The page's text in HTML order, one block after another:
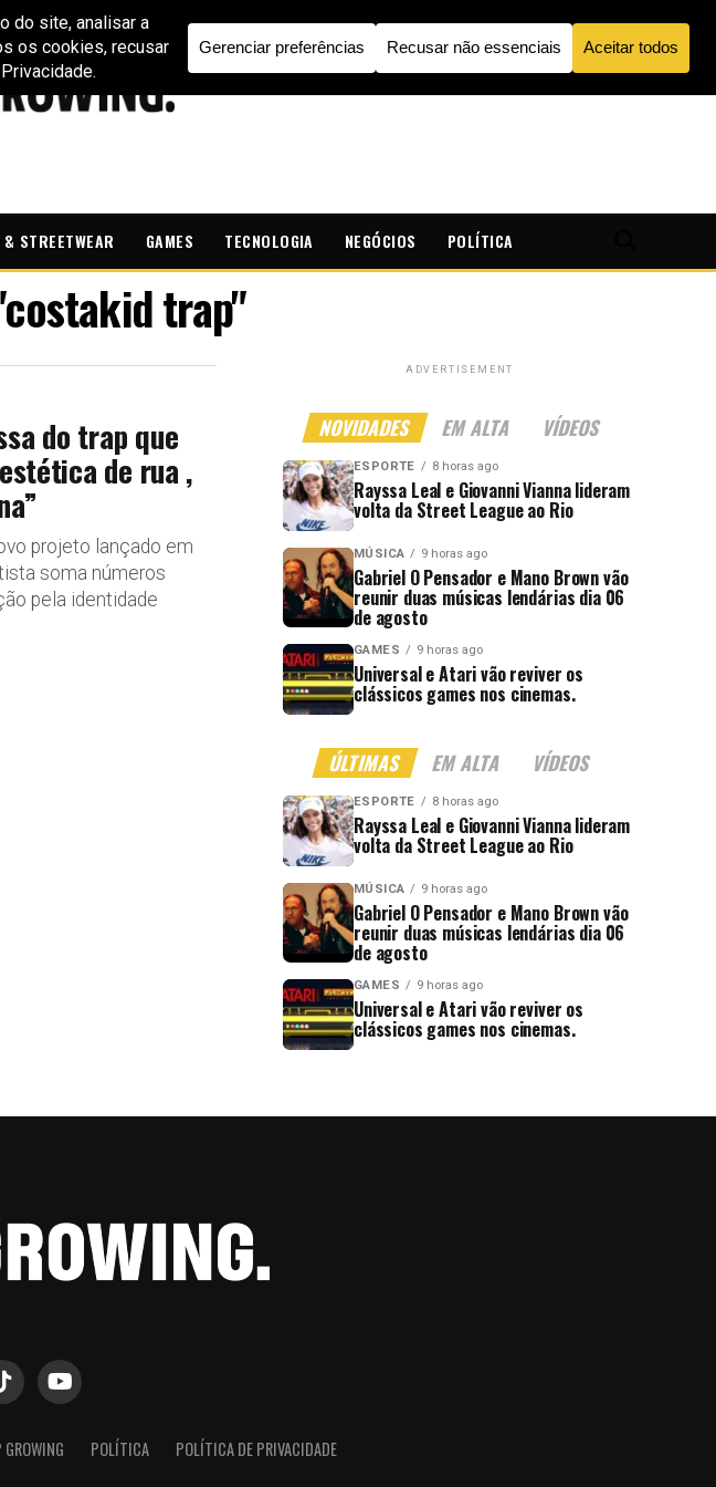
STREETWEAR GAMES TECNOLOGIA NEGÓCIOS POLÍTICA
trap"
do trap que
de rua ,
projeto lançado em
soma números
pela identidade
ADVERTISEMENT
NOVIDADES EM ALTA VÍDEOS
ESPORTE 8 horas ago
Rayssa Leal e Giovanni Vianna lideram
volta da Street League ao Rio
MÚSICA 9 horas ago
Gabriel O Pensador e Mano Brown vão
reunir duas músicas lendárias dia 06
de agosto
GAMES 9 horas ago
Universal e Atari vão reviver os
clássicos games nos cinemas.
ÚLTIMAS EM ALTA VÍDEOS
ESPORTE 8 horas ago
Rayssa Leal e Giovanni Vianna lideram
volta da Street League ao Rio
MÚSICA 9 horas ago
Gabriel O Pensador e Mano Brown vão
reunir duas músicas lendárias dia 06
de agosto
GAMES 9 horas ago
Universal e Atari vão reviver os
clássicos games nos cinemas.
GROWING POLÍTICA POLÍTICA DE PRIVACIDADE